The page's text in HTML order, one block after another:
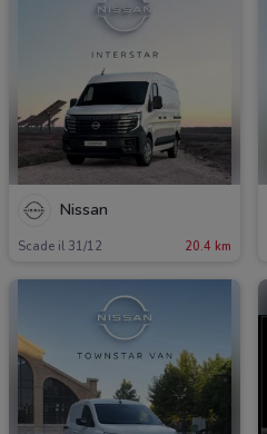
Nissan
Scade il 31/12 20.4 km